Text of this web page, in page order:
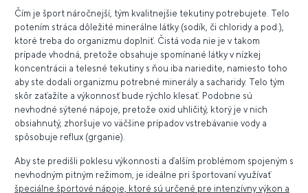
Čím je šport náročnejší, tým kvalitnejšie tekutiny potrebujete. Telo
potením stráca dôležité minerálne látky (sodík, či chloridy a pod.),
ktoré treba do organizmu doplniť. Čistá voda nie je v takom
prípade vhodná, pretože obsahuje spomínané látky v nízkej
koncentrácii a telesné tekutiny s ňou iba nariedite, namiesto toho
aby ste dodali organizmu potrebné minerály a sacharidy. Telo tým
skôr zaťažíte a výkonnosť bude rýchlo klesať. Podobne sú
nevhodné sýtené nápoje, pretože oxid uhličitý, ktorý je v nich
obsiahnutý, zhoršuje vo väčšine prípadov vstrebávanie vody a
spôsobuje reflux (grganie).
Aby ste predišli poklesu výkonnosti a ďalším problémom spojeným s
nevhodným pitným režimom, je ideálne pri športovaní využívať
špeciálne športové nápoje, ktoré sú určené pre intenzívny výkon a